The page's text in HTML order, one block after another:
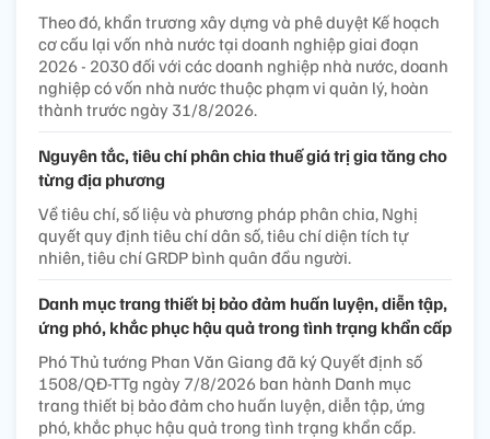
Theo đó, khẩn trương xây dựng và phê duyệt Kế hoạch
cơ cấu lại vốn nhà nước tại doanh nghiệp giai đoạn
2026 - 2030 đối với các doanh nghiệp nhà nước, doanh
nghiệp có vốn nhà nước thuộc phạm vi quản lý, hoàn
thành trước ngày 31/8/2026.
Nguyên tắc, tiêu chí phân chia thuế giá trị gia tăng cho
từng địa phương
Về tiêu chí, số liệu và phương pháp phân chia, Nghị
quyết quy định tiêu chí dân số, tiêu chí diện tích tự
nhiên, tiêu chí GRDP bình quân đầu người.
Danh mục trang thiết bị bảo đảm huấn luyện, diễn tập,
ứng phó, khắc phục hậu quả trong tình trạng khẩn cấp
Phó Thủ tướng Phan Văn Giang đã ký Quyết định số
1508/QĐ-TTg ngày 7/8/2026 ban hành Danh mục
trang thiết bị bảo đảm cho huấn luyện, diễn tập, ứng
phó, khắc phục hậu quả trong tình trạng khẩn cấp.